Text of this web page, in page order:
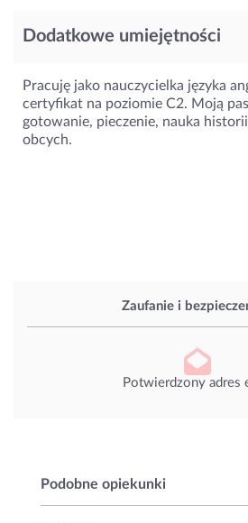
Zaufanie i
Potwierdzony adres
Podobne opiekunki
Dodatkowe umiejętności
Pracuję jako nauczycielka języka
certyfikat na poziomie C2. Moją
gotowanie, pieczenie, nauka
obcych.